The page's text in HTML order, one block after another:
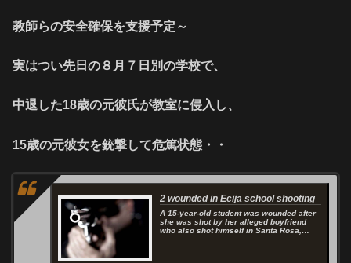
教師らの安全確保を支援予定～
実はつい先日の８月７日別の学校で、
中退した18歳の元彼氏が教室に侵入し、
15歳の元彼女を銃撃して危篤状態・・
2 wounded in Ecija school shooting
A 15-year-old student was wounded after
she was shot by her alleged boyfriend
who also shot himself in Santa Rosa,